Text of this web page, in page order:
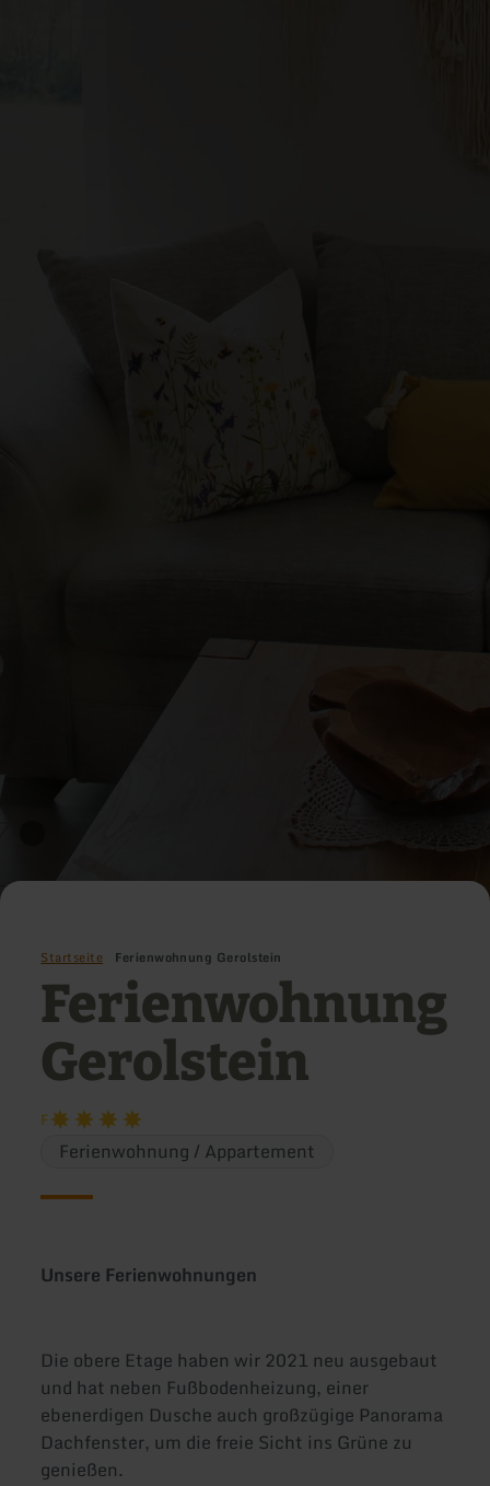
Startseite Ferienwohnung Gerolstein
Ferienwohnung
Gerolstein
F
Ferienwohnung / Appartement
Unsere Ferienwohnungen
Die obere Etage haben wir 2021 neu ausgebaut
und hat neben Fußbodenheizung, einer
ebenerdigen Dusche auch großzügige Panorama
Dachfenster, um die freie Sicht ins Grüne zu
genießen.